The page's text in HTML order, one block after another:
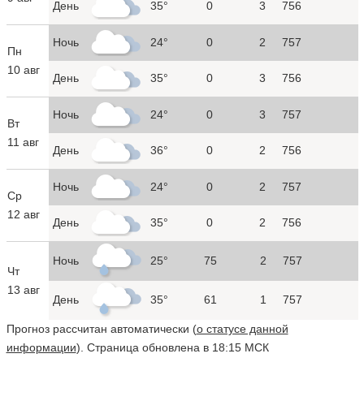
День 35° 0 3 756
Пн
10 авг
Ночь 24° 0 2 757
День 35° 0 3 756
Вт
11 авг
Ночь 24° 0 3 757
День 36° 0 2 756
Ср
12 авг
Ночь 24° 0 2 757
День 35° 0 2 756
Чт
13 авг
Ночь 25° 75 2 757
День 35° 61 1 757
Прогноз рассчитан автоматически (о статусе данной
информации). Страница обновлена в 18:15 МСК